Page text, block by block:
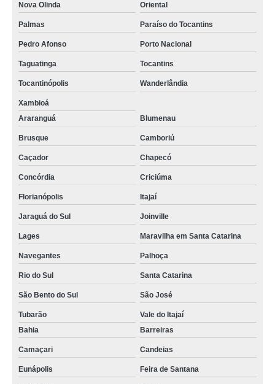
Nova Olinda Oriental
Palmas Paraíso do Tocantins
Pedro Afonso Porto Nacional
Taguatinga Tocantins
Tocantinópolis Wanderlândia
Xambioá
Araranguá
Blumenau
Brusque Camboriú
Caçador Chapecó
Concórdia Criciúma
Florianópolis Itajaí
Jaraguá do Sul Joinville
Lages Maravilha em Santa Catarina
Navegantes Palhoça
Rio do Sul Santa Catarina
São Bento do Sul São José
Tubarão
Vale do Itajaí
Bahia
Barreiras
Camaçari Candeias
Eunápolis Feira de Santana